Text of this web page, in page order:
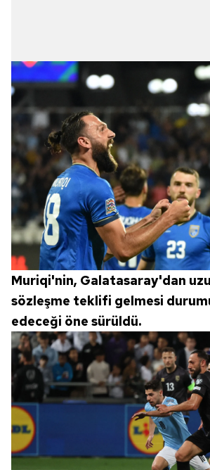
Muriqi'nin, Galatasaray'dan
sözleşme teklifi gelmesi
edeceği öne sürüldü.